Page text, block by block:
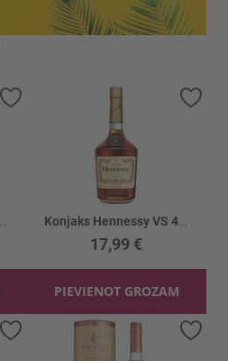
Pievienot vēlmju sarakstam
17,99 €
PIEVIENOT GROZAM
Pievienot vēlmju sarakstam